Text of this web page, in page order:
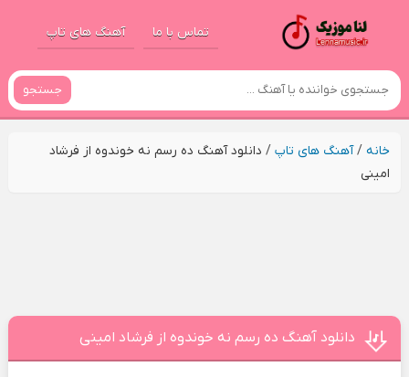
تماس با ما آهنگ های تاپ
جستجو
خانه/آهنگ های تاپ/ دانلود آهنگ ده رسم نه خوندوه از فرشاد
امینی
دانلود آهنگ ده رسم نه خوندوه از فرشاد امینی